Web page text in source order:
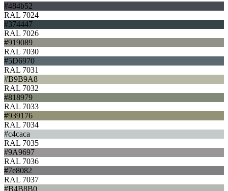
#484b52
RAL 7024
#374447
RAL 7026
#919089
RAL 7030
#5D6970
RAL 7031
#B9B9A8
RAL 7032
#818979
RAL 7033
#939176
RAL 7034
#c4caca
RAL 7035
#9A9697
RAL 7036
#7e8082
RAL 7037
#B4B8B0